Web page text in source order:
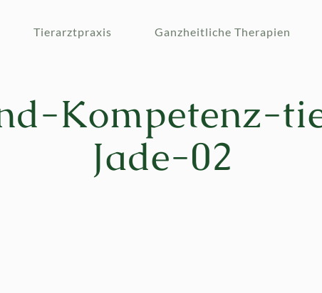
Tierarztpraxis Ganzheitliche Therapien
Kompetenz-
Jade-02